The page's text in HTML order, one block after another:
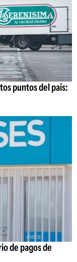
puntos del país:
de pagos de